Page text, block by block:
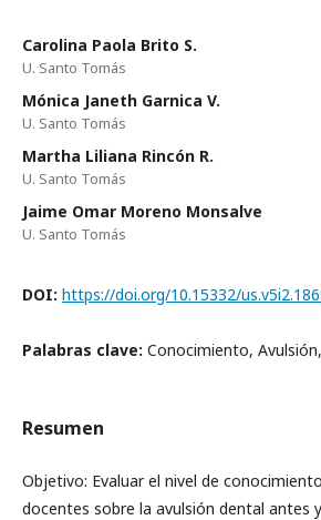
Carolina Paola Brito S.
U. Santo Tomás
Mónica Janeth Garnica V.
U. Santo Tomás
Martha Liliana Rincón R.
U. Santo Tomás
Jaime Omar Moreno Monsalve
U. Santo Tomás
DOI: https://doi.org/10.15332/
Palabras clave: Conocimiento,
Resumen
Objetivo: Evaluar el nivel de
docentes sobre la avulsión dental antes